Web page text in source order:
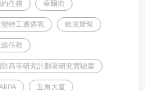
任務 華爾街
特工遭遇戰 賴克斯幫
任務
高等研究計劃署研究實驗室
五角大廈